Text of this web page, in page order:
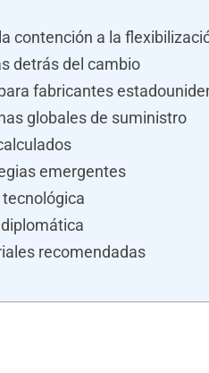
contención a la
detrás del cambio
fabricantes
globales de suministro
emergentes
recomendadas